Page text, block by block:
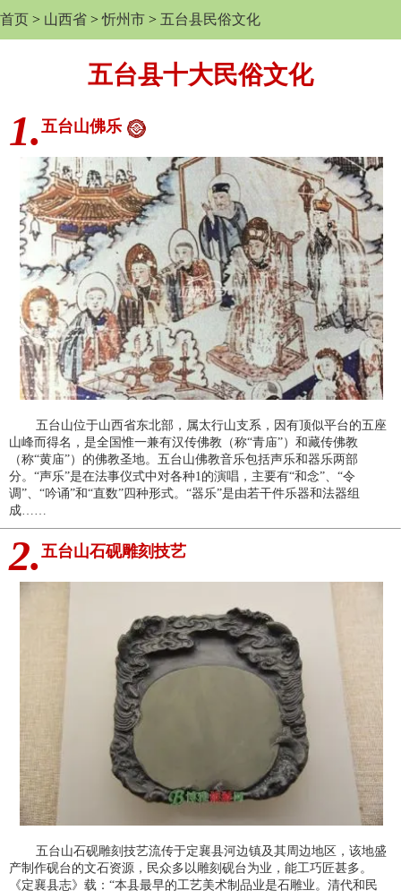
首页 > 山西省 >忻州市 > 五台县民俗文化
五台县十大民俗文化
1. 五台山佛乐
五台山位于山西省东北部，属太行山支系，因有顶似平台的五座
山峰而得名，是全国惟一兼有汉传佛教（称“青庙”）和藏传佛教
（称“黄庙”）的佛教圣地。五台山佛教音乐包括声乐和器乐两部
分。“声乐”是在法事仪式中对各种1的演唱，主要有“和念”、“令
调”、“吟诵”和“直数”四种形式。“器乐”是由若干件乐器和法器组
成……
2. 五台山石砚雕刻技艺
五台山石砚雕刻技艺流传于定襄县河边镇及其周边地区，该地盛
产制作砚台的文石资源，民众多以雕刻砚台为业，能工巧匠甚多。
《定襄县志》载：“本县最早的工艺美术制品业是石雕业。清代和民